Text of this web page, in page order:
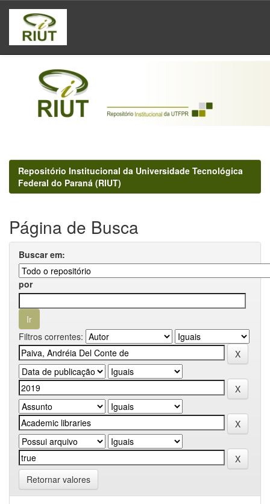
Skip
navigation
Repositório Institucional da Universidade Tecnológica
Federal do Paraná (RIUT)
Página de Busca
Buscar em:
por
Filtros correntes:
Retornar valores